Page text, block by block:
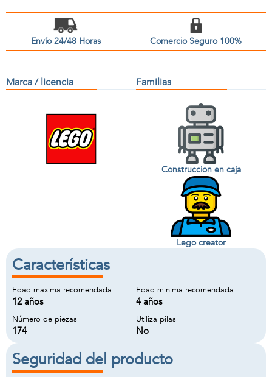
Envío 24/48 Horas Comercio Seguro 100%
Marca / licencia Familias
Construccion en caja
Lego creator
Características
Edad maxima recomendada
12 años
Edad minima recomendada
4 años
Número de piezas
174
Utiliza pilas
No
Seguridad del producto